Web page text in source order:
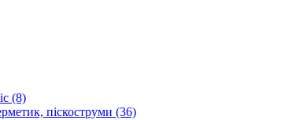
(8)
піскоструми (36)